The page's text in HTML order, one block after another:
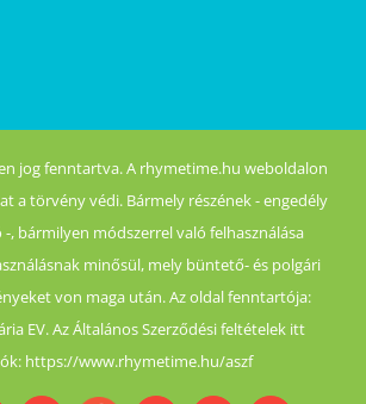
jog fenntartva. A rhymetime.hu weboldalon
a törvény védi. Bármely részének - engedély
, bármilyen módszerrel való felhasználása
minősül, mely büntető- és polgári
von maga után. Az oldal fenntartója:
EV. Az Általános Szerződési feltételek itt
https://www.rhymetime.hu/aszf